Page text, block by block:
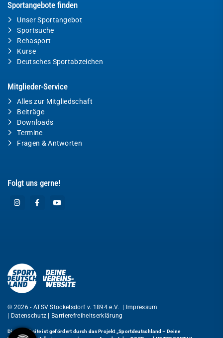
Sportangebote finden
Unser Sportangebot
Sportsuche
Rehasport
Kurse
Deutsches Sportabzeichen
Mitglieder-Service
Alles zur Mitgliedschaft
Beiträge
Downloads
Termine
Fragen & Antworten
Folgt uns gerne!
© 2026 - ATSV Stockelsdorf v. 1894 e.V. |
Impressum
Datenschutz Barrierefreiheitserklärung
Diese Website ist gefördert durch das Projekt„Sportdeutschland – Deine